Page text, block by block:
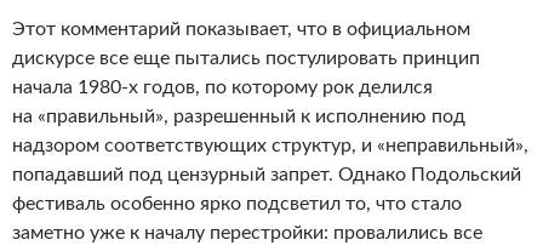
Этот комментарий показывает, что в официальном
дискурсе все еще пытались постулировать принцип
начала 1980-х годов, по которому рок делился
на «правильный», разрешенный к исполнению под
надзором соответствующих структур, и «неправильный»,
попадавший под цензурный запрет. Однако Подольский
фестиваль особенно ярко подсветил то, что стало
заметно уже к началу перестройки: провалились все